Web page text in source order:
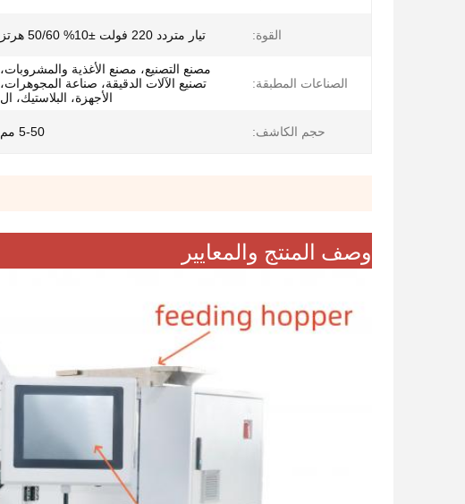
القوة: تيار متردد 220 فولت ±10% 50/60 هرتز
الصناعات المطبقة:
مصنع التصنيع، مصنع الأغذية والمشروبات،
تصنيع الآلات الدقيقة، صناعة المجوهرات،
الأجهزة، البلاستيك، ال
حجم الكاشف: 5-50 مم
وصف المنتج والمعايير